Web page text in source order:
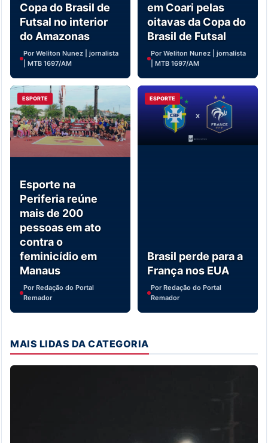
Copa do Brasil de
Futsal no interior
do Amazonas
Por Weliton Nunez | jornalista
| MTB 1697/AM
em Coari pelas
oitavas da Copa do
Brasil de Futsal
Por Weliton Nunez | jornalista
| MTB 1697/AM
ESPORTE
Esporte na
Periferia reúne
mais de 200
pessoas em ato
contra o
feminicídio em
Manaus
Por Redação do Portal
Remador
ESPORTE
Brasil perde para a
França nos EUA
Por Redação do Portal
Remador
MAIS LIDAS DA CATEGORIA